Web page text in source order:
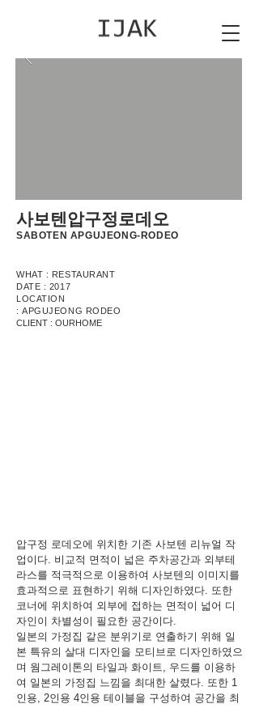
​사보텐압구정로데오
SABOTEN APGUJEONG-RODEO
WHAT : RESTAURANT
DATE : 2017
LOCATION
: APGUJEONG RODEO
CLIENT : OURHOME
압구정 로데오에 위치한 기존 사보텐 리뉴얼 작
업이다. 비교적 면적이 넓은 주차공간과 외부테
라스를 적극적으로 이용하여 사보텐의 이미지를
효과적으로 표현하기 위해 디자인하였다. 또한
코너에 위치하여 외부에 접하는 면적이 넓어 디
자인이 차별성이 필요한 공간이다.
일본의 가정집 같은 분위기로 연출하기 위해 일
본 특유의 살대 디자인을 모티브로 디자인하였으
며 웜그레이톤의 타일과 화이트, 우드를 이용하
여 일본의 가정집 느낌을 최대한 살렸다. 또한 1
인용, 2인용 4인용 테이블을 구성하여 공간을 최